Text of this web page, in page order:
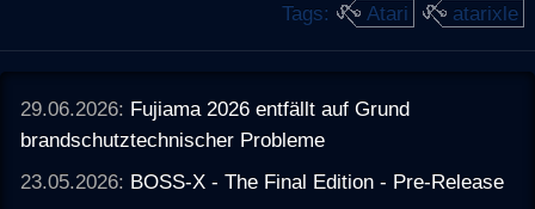
Tags:
Atari atarixle
29.06.2026: Fujiama 2026 entfällt auf Grund
brandschutztechnischer Probleme
23.05.2026: BOSS-X - The Final Edition - Pre-Release